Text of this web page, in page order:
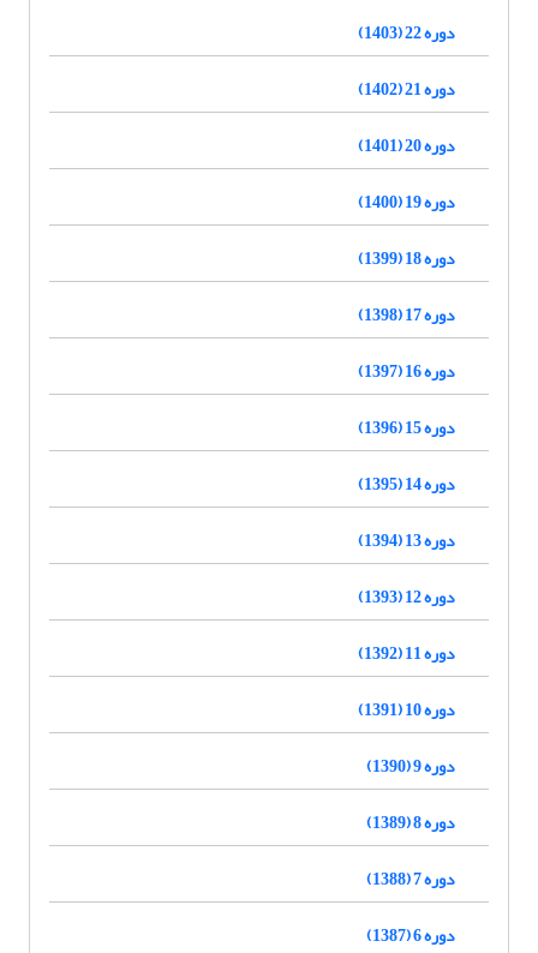
دوره 22 (1403)
دوره 21 (1402)
دوره 20 (1401)
دوره 19 (1400)
دوره 18 (1399)
دوره 17 (1398)
دوره 16 (1397)
دوره 15 (1396)
دوره 14 (1395)
دوره 13 (1394)
دوره 12 (1393)
دوره 11 (1392)
دوره 10 (1391)
دوره 9 (1390)
دوره 8 (1389)
دوره 7 (1388)
دوره 6 (1387)